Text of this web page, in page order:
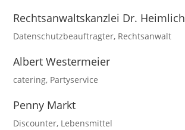
Rechtsanwaltskanzlei Dr. Heimlich
Datenschutzbeauftragter, Rechtsanwalt
Albert Westermeier
catering, Partyservice
Penny Markt
Discounter, Lebensmittel